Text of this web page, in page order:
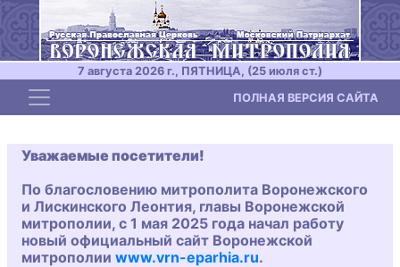
7 августа 2026 г., ПЯТНИЦА, (25 июля ст.)
Toggle navigation ПОЛНАЯ ВЕРСИЯ САЙТА
Уважаемые посетители!
По благословению митрополита Воронежского
и Лискинского Леонтия, главы Воронежской
митрополии, с 1 мая 2025 года начал работу
новый официальный сайт Воронежской
митрополии www.vrn-eparhia.ru.